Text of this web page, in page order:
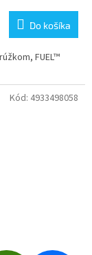
R
M
Do košíka
FUEL™
Kód: 4933498058